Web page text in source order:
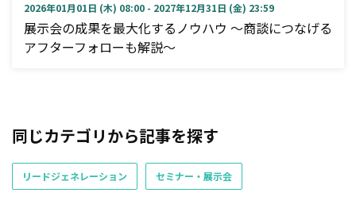
2026年01月01日 (木) 08:00 - 2027年12月31日 (金) 23:59
展示会の成果を最大化するノウハウ ～商談につなげる
アフターフォローも解説～
同じカテゴリから記事を探す
リードジェネレーション セミナー・展示会